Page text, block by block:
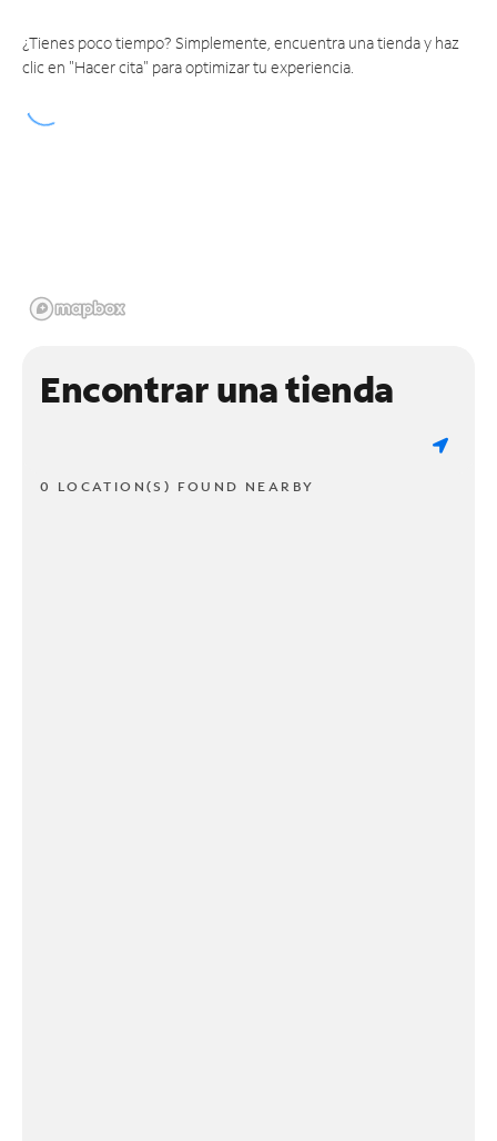
¿Tienes poco tiempo? Simplemente, encuentra una tienda y haz
clic en "Hacer cita" para optimizar tu experiencia.
Encontrar una tienda
0 LOCATION(S) FOUND NEARBY